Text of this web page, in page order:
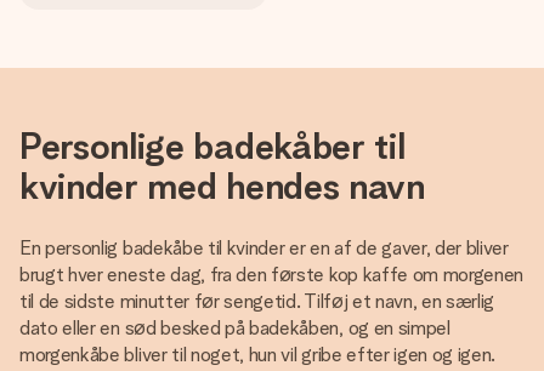
Personlige badekåber til
kvinder med hendes navn
En personlig badekåbe til kvinder er en af de gaver, der bliver
brugt hver eneste dag, fra den første kop kaffe om morgenen
til de sidste minutter før sengetid. Tilføj et navn, en særlig
dato eller en sød besked på badekåben, og en simpel
morgenkåbe bliver til noget, hun vil gribe efter igen og igen.